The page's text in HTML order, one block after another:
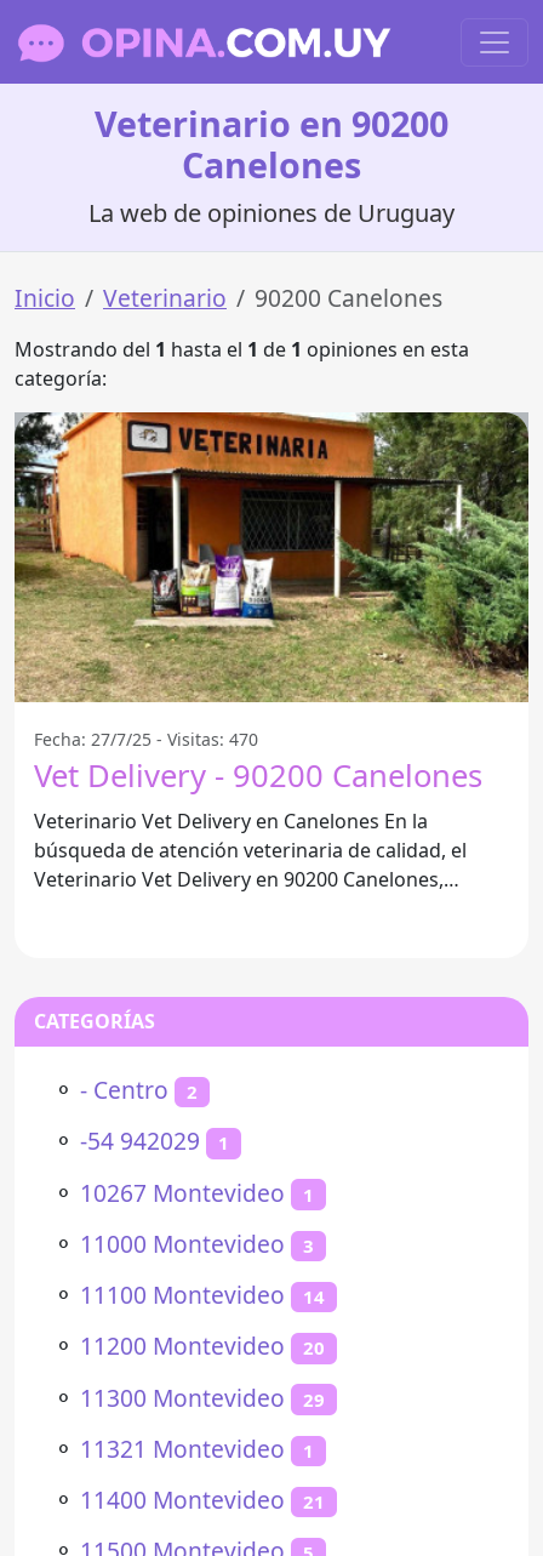
Veterinario en 90200
Canelones
La web de opiniones de Uruguay
Inicio Veterinario 90200 Canelones
Mostrando del 1 hasta el 1 de 1 opiniones en esta
categoría:
Fecha: 27/7/25 - Visitas: 470
Vet Delivery - 90200 Canelones
Veterinario Vet Delivery en Canelones En la
búsqueda de atención veterinaria de calidad, el
Veterinario Vet Delivery en 90200 Canelones,
CATEGORÍAS
⚬ - Centro 2
⚬ -54 942029 1
⚬ 10267 Montevideo 1
⚬ 11000 Montevideo 3
⚬ 11100 Montevideo 14
⚬ 11200 Montevideo 20
⚬ 11300 Montevideo 29
⚬ 11321 Montevideo 1
⚬ 11400 Montevideo 21